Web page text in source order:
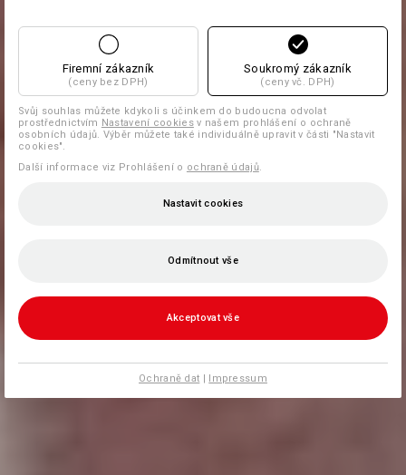
Firemní zákazník
(ceny bez DPH)
Soukromý zákazník
(ceny vč. DPH)
Svůj souhlas můžete kdykoli s účinkem do budoucna odvolat
prostřednictvím Nastavení cookiesv našem prohlášení o ochraně
osobních údajů. Výběr můžete také individuálně upravit v části "Nastavit
cookies".
Další informace viz Prohlášení o ochraně údajů.
Nastavit cookies
Odmítnout vše
Akceptovat vše
Ochraně dat | Impressum